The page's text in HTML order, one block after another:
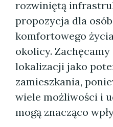
rozwiniętą
propozycja dla
komfortowego
okolicy.
lokalizacji jako
zamieszkania,
wiele możliwości i
mogą znacząco